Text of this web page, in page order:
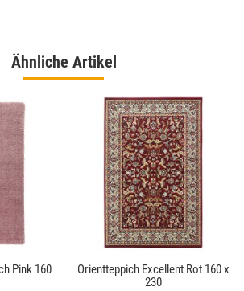
Ähnliche Artikel
Pink 160
Orientteppich Excellent Rot 160 x
230